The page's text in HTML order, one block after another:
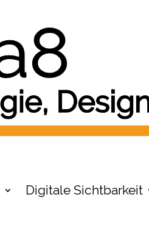
Digitale Sichtbarkeit